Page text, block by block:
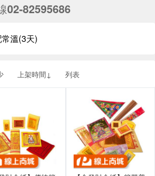
02-82595686
上架時間↓ 列表
溫(3天)